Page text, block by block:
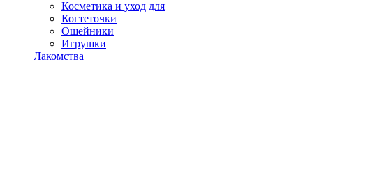
Косметика и уход для
Когтеточки
Ошейники
Игрушки
Лакомства